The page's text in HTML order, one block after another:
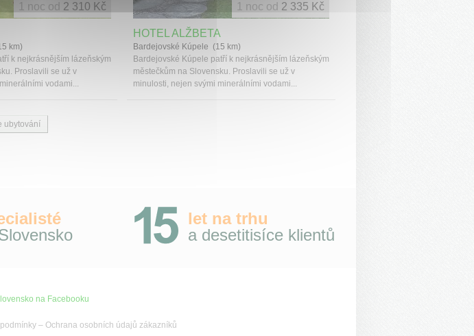
km)
k nejkrásnějším lázeňským
Proslavili se už v
vodami...
1 noc od 2 310 Kč
HOTEL ALŽBETA
Bardejovské Kúpele (15 km)
Bardejovské Kúpele patří k nejkrásnějším lázeňským
městečkům na Slovensku. Proslavili se už v
minulosti, nejen svými minerálními vodami...
1 noc od 2 335 Kč
ubytování
let na trhu
a desetitisíce klientů
na Facebooku
– Ochrana osobních údajů zákazníků